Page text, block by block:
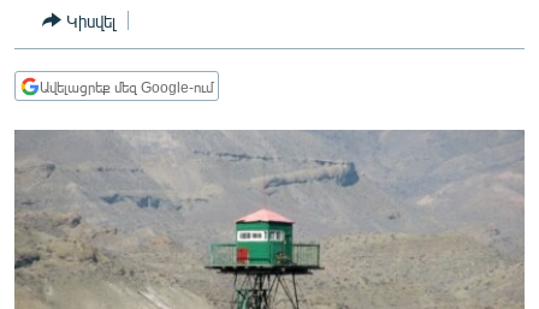
ՏՆՏԵՍՈՒԹՅՈՒՆ
ՂԱՐԱԲԱՂ
ՏԱՐԱԾԱՇՐՋԱՆ
ՄԻՋԱԶԳԱՅԻՆ
ՄՇԱԿՈՒՅԹ
ՍՊՈՐՏ
Կիսվել
Ավելացրեք մեզ Google-ում